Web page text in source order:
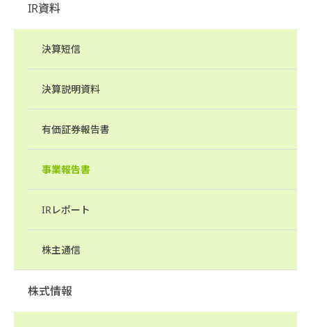
IR資料
決算短信
決算説明資料
有価証券報告書
事業報告書
IRレポート
株主通信
株式情報